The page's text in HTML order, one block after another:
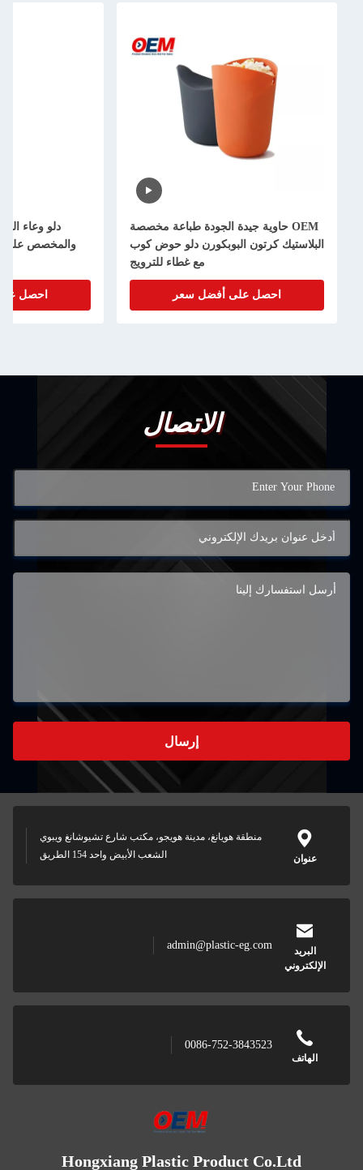
OEM حاوية جيدة الجودة طباعة مخصصة
البلاستيك كرتون البوبكورن دلو حوض كوب
مع غطاء للترويج
احصل على أفضل سعر
دلو وعاء
والمخصص على
احصل
الاتصال
إرسال
عنوان
منطقة هويانغ، مدينة هويجو، مكتب شارع تشيوشانغ ويبوي
الشعب الأبيض واحد 154 الطريق
البريد
الإلكتروني
admin@plastic-eg.com
الهاتف
0086-752-3843523
Hongxiang Plastic Product Co.Ltd